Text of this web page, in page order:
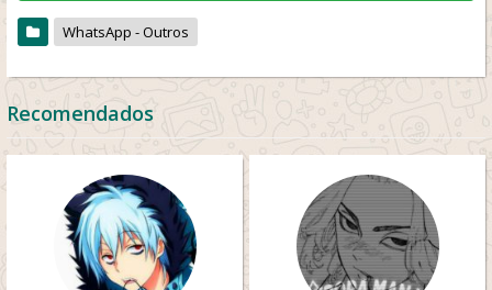
WhatsApp - Outros
Recomendados